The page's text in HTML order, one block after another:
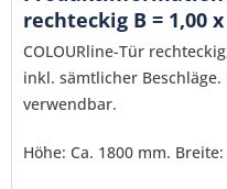
rechteckig B = 1,00
COLOURline-Tür
inkl. sämtlicher
verwendbar.
Höhe: Ca. 1800 mm.